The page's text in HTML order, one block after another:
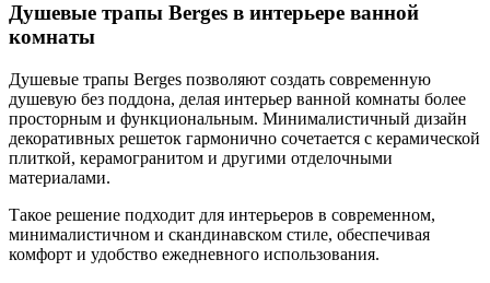
Душевые трапы Berges в интерьере ванной
комнаты
Душевые трапы Berges позволяют создать современную
душевую без поддона, делая интерьер ванной комнаты более
просторным и функциональным. Минималистичный дизайн
декоративных решеток гармонично сочетается с керамической
плиткой, керамогранитом и другими отделочными
материалами.
Такое решение подходит для интерьеров в современном,
минималистичном и скандинавском стиле, обеспечивая
комфорт и удобство ежедневного использования.